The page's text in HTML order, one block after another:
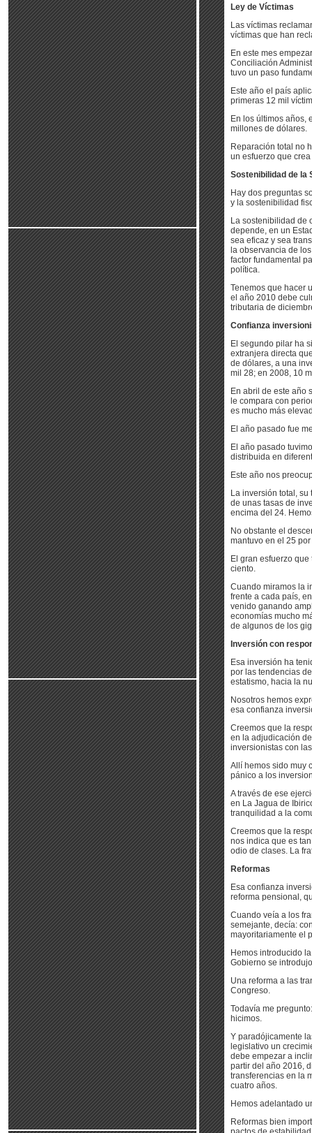
Ley de Víctimas
Las víctimas
víctimas que han
En este mes
Conciliación
tuvo un paso
Este año el país
primeras 12 mil
En los últimos años,
millones de dólares.
Reparación total no
un esfuerzo que
Sostenibilidad de la
Hay dos preguntas
y la sostenibilidad
La sostenibilidad de
depende, en un
sea eficaz y sea
la observancia de
factor fundamental
política.
Tenemos que hacer
el año 2010 debe
tributaria de
Confianza
El segundo pilar ha
extranjera directa
de dólares, a una
mil 28; en 2008, 10
En abril de este año
le compara con
es mucho más
El año pasado fue
El año pasado
distribuida en
Este año nos
La inversión total,
de unas tasas de
encima del 24.
No obstante el
mantuvo en el 25
El gran esfuerzo
ciento.
Cuando miramos la
frente a cada país,
venido ganando
economías mucho
de algunos de los
Inversión con
Esa inversión ha
por las tendencias
estatismo, hacia la
Nosotros hemos
esa confianza
Creemos que la
en la adjudicación
inversionistas con
Allí hemos sido muy
pánico a los
A través de ese
en La Jagua de
tranquilidad a la
Creemos que la
nos indica que es
odio de clases. La
Reformas
Esa confianza
reforma pensional,
Cuando veía a los
semejante, decía:
mayoritariamente el
Hemos introducido
Gobierno se
Una reforma a las
Congreso.
Todavía me
hicimos.
Y paradójicamente
legislativo un
debe empezar a
partir del año 2016,
transferencias en la
cuatro años.
Hemos adelantado
Reformas bien